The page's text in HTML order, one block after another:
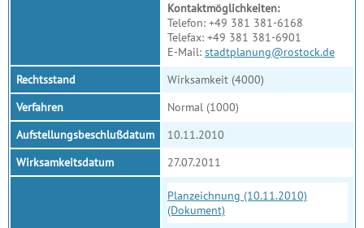
Kontaktmöglichkeiten:
Telefon: +49 381 381-6168
Telefax: +49 381 381-6901
E-Mail: stadtplanung@rostock.de
Rechtsstand
Wirksamkeit (4000)
Verfahren
Normal (1000)
Aufstellungsbeschlußdatum
10.11.2010
Wirksamkeitsdatum
27.07.2011
Planzeichnung (10.11.2010)
(Dokument)